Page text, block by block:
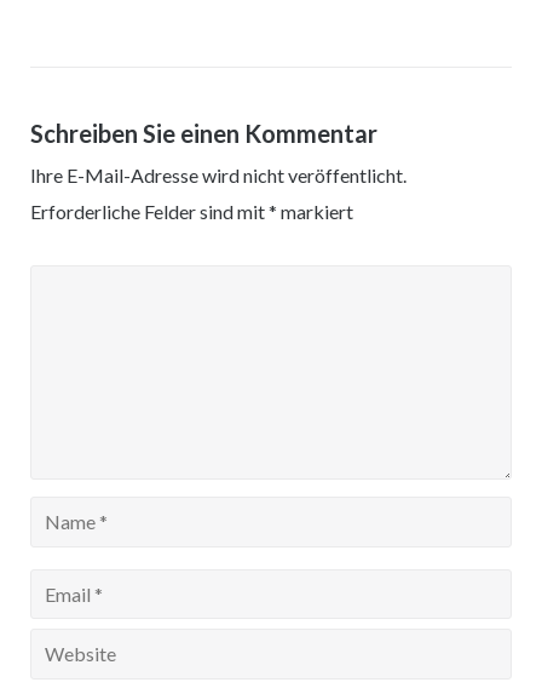
Schreiben Sie einen Kommentar
Ihre E-Mail-Adresse wird nicht veröffentlicht.
Erforderliche Felder sind mit* markiert